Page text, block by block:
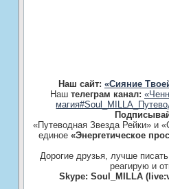
Наш сайт: «Сияние
Наш телеграм канал:
«Путеводная Звезда Рейки» и
единое «Энергетическое
Дорогие друзья, лучше
реагирую и
Skype: Soul_MILLA